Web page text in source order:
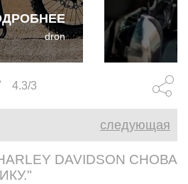
Dust
dron
Davidson
мишенью
стороны
4.3/3
следующая
DAVIDSON СНОВА